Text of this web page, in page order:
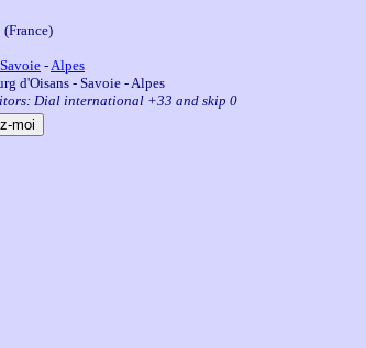
(France)
Savoie - Alpes
d'Oisans - Savoie - Alpes
Dial international +33 and skip 0